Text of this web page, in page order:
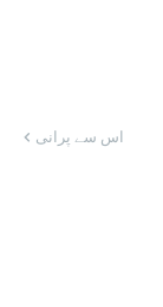
اس سے پرانی